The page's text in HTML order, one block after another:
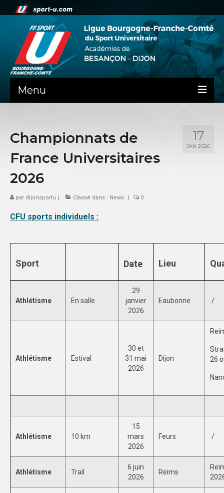
Menu
PRÉSENTATION
PEPS DIJON
ADMINISTRATIF
BESANÇON
DIJON
SPORTS CO
DIJON
SPORTS IND
BESANÇON
COMMUNICATION
DIJON
VIDÉOTHÈQUE
17
JAN 2026
Championnats de
France Universitaires
2026
par dijonsportu | Classé dans : News | 0
CFU sports individuels :
Sport Date Lieu
Athlétisme En salle
29
janvier
2026
Eaubonne /
Athlétisme Estival
30 et
31 mai
2026
Dijon
26
Athlétisme 10 km
15
mars
2026
Feurs /
Athlétisme Trail
6 juin
2026
Reims